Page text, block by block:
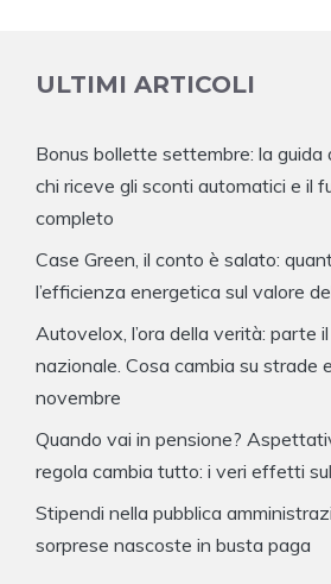
ULTIMI ARTICOLI
Bonus bollette settembre: la guida
chi riceve gli sconti automatici e il
completo
Case Green, il conto è salato:
l’efficienza energetica sul valore
Autovelox, l’ora della verità: parte
nazionale. Cosa cambia su strade
novembre
Quando vai in pensione?
regola cambia tutto: i veri effetti
Stipendi nella pubblica
sorprese nascoste in busta paga